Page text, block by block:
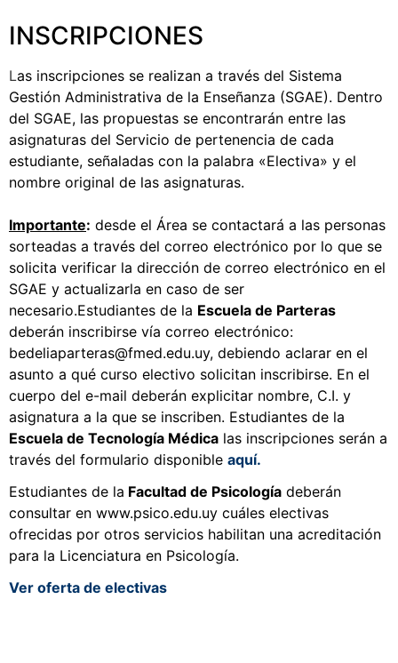
INSCRIPCIONES
Las inscripciones se realizan a través del Sistema
Gestión Administrativa de la Enseñanza (SGAE). Dentro
del SGAE, las propuestas se encontrarán entre las
asignaturas del Servicio de pertenencia de cada
estudiante, señaladas con la palabra «Electiva» y el
nombre original de las asignaturas.
Importante: desde el Área se contactará a las personas
sorteadas a través del correo electrónico por lo que se
solicita verificar la dirección de correo electrónico en el
SGAE y actualizarla en caso de ser
necesario.Estudiantes de la Escuela de Parteras
deberán inscribirse vía correo electrónico:
bedeliaparteras@fmed.edu.uy, debiendo aclarar en el
asunto a qué curso electivo solicitan inscribirse. En el
cuerpo del e-mail deberán explicitar nombre, C.I. y
asignatura a la que se inscriben. Estudiantes de la
Escuela de Tecnología Médica las inscripciones serán a
través del formulario disponible aquí.
Estudiantes de la Facultad de Psicología deberán
consultar en www.psico.edu.uy cuáles electivas
ofrecidas por otros servicios habilitan una acreditación
para la Licenciatura en Psicología.
Ver oferta de electivas